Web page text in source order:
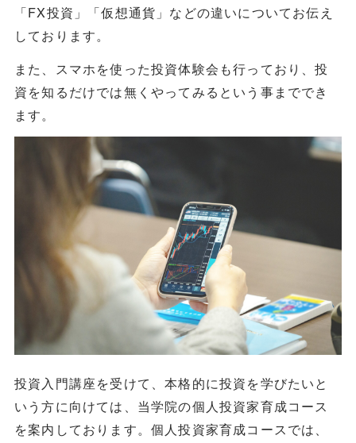
「FX投資」「仮想通貨」などの違いについてお伝え
しております。
また、スマホを使った投資体験会も行っており、投
資を知るだけでは無くやってみるという事まででき
ます。
投資入門講座を受けて、本格的に投資を学びたいと
いう方に向けては、当学院の個人投資家育成コース
を案内しております。個人投資家育成コースでは、